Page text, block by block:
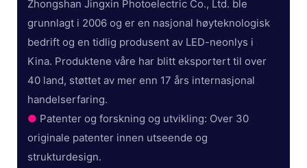
Zhongshan Jingxin Photoelectric Co., Ltd. ble
grunnlagt i 2006 og er en nasjonal høyteknologisk
bedrift og en tidlig produsent av LED-neonlys i
Kina. Produktene våre har blitt eksportert til over
40 land, støttet av mer enn 17 års internasjonal
handelserfaring.
● Patenter og forskning og utvikling: Over 30
originale patenter innen utseende og
strukturdesign.